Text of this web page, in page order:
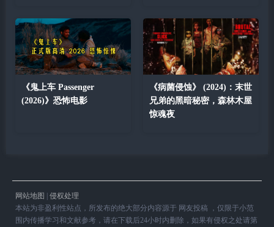
《鬼上车 Passenger
(2026)》恐怖电影
《病菌侵蚀》 (2024)：末世
兄弟的黑暗秘密，森林木屋
惊魂夜
网站地图
侵权处理
本站为非盈利性站点，所发布的绝大部分内容源于 网友投稿 ，仅限于小范
围内传播学习和文献参考，请在下载后24小时内删除，如果有侵权之处请第